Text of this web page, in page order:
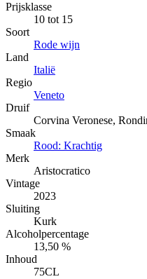
Prijsklasse
10 tot 15
Soort
Rode wijn
Land
Italië
Regio
Veneto
Druif
Corvina Veronese,
Smaak
Rood: Krachtig
Merk
Aristocratico
Vintage
2023
Sluiting
Kurk
Alcoholpercentage
13,50 %
Inhoud
75CL